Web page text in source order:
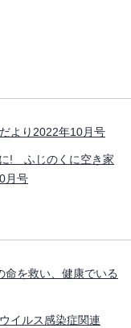
より2022年10月号
! ふじのくに空き家
月号
を救い、健康でいる
イルス感染症関連